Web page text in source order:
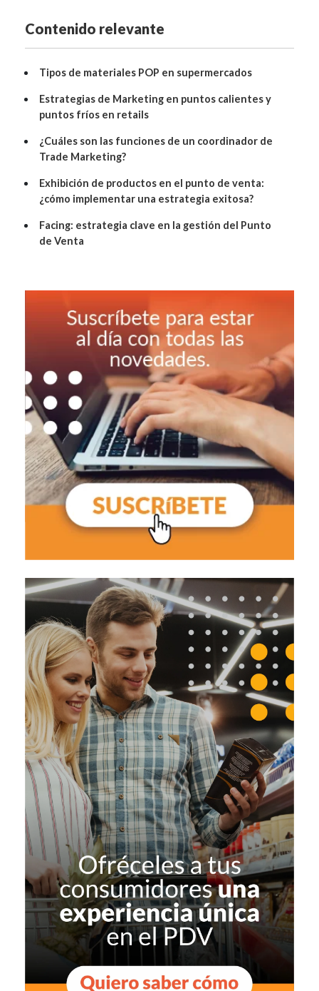
Contenido relevante
Tipos de materiales POP en supermercados
Estrategias de Marketing en puntos calientes y
puntos fríos en retails
¿Cuáles son las funciones de un coordinador de
Trade Marketing?
Exhibición de productos en el punto de venta:
¿cómo implementar una estrategia exitosa?
Facing: estrategia clave en la gestión del Punto
de Venta